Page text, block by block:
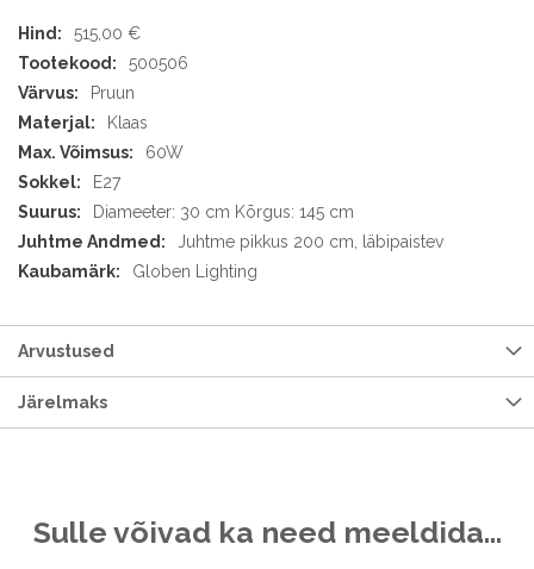
Andmed515,00 €
500506
Pruun
Klaas
60W
E27
Diameeter: 30 cm Kõrgus: 145 cm
Juhtme pikkus 200 cm, läbipaistev
Globen Lighting
Arvustused
Järelmaks
Sulle võivad ka need meeldida…